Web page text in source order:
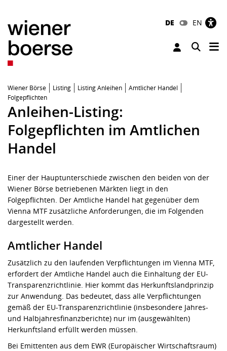
DE EN
Toggle
Wiener Börse Listing Listing Anleihen
Amtlicher Handel
Folgepflichten
Anleihen-Listing:
Folgepflichten im Amtlichen
Handel
Einer der Hauptunterschiede zwischen den beiden von der
Wiener Börse betriebenen Märkten liegt in den
Folgepflichten. Der Amtliche Handel hat gegenüber dem
Vienna MTF zusätzliche Anforderungen, die im Folgenden
dargestellt werden.
Amtlicher Handel
Zusätzlich zu den laufenden Verpflichtungen im Vienna MTF,
erfordert der Amtliche Handel auch die Einhaltung der EU-
Transparenzrichtlinie. Hier kommt das Herkunftslandprinzip
zur Anwendung. Das bedeutet, dass alle Verpflichtungen
gemäß der EU-Transparenzrichtlinie (insbesondere Jahres-
und Halbjahresfinanzberichte) nur im (ausgewählten)
Herkunftsland erfüllt werden müssen.
Bei Emittenten aus dem EWR (Europäischer Wirtschaftsraum)